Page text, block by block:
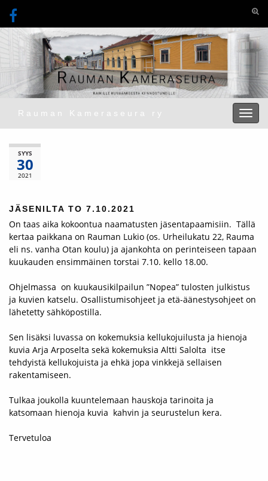
Rauman Kameraseura ry
SYYS
30
2021
JÄSENILTA TO 7.10.2021
On taas aika kokoontua naamatusten jäsentapaamisiin. Tällä
kertaa paikkana on Rauman Lukio (os. Urheilukatu 22, Rauma
eli ns. vanha Otan koulu) ja ajankohta on perinteiseen tapaan
kuukauden ensimmäinen torstai 7.10. kello 18.00.
Ohjelmassa on kuukausikilpailun ”Nopea” tulosten julkistus
ja kuvien katselu. Osallistumisohjeet ja etä-äänestysohjeet on
lähetetty sähköpostilla.
Sen lisäksi luvassa on kokemuksia kellukojuilusta ja hienoja
kuvia Arja Arposelta sekä kokemuksia Altti Salolta itse
tehdyistä kellukojuista ja ehkä jopa vinkkejä sellaisen
rakentamiseen.
Tulkaa joukolla kuuntelemaan hauskoja tarinoita ja
katsomaan hienoja kuvia kahvin ja seurustelun kera.
Tervetuloa